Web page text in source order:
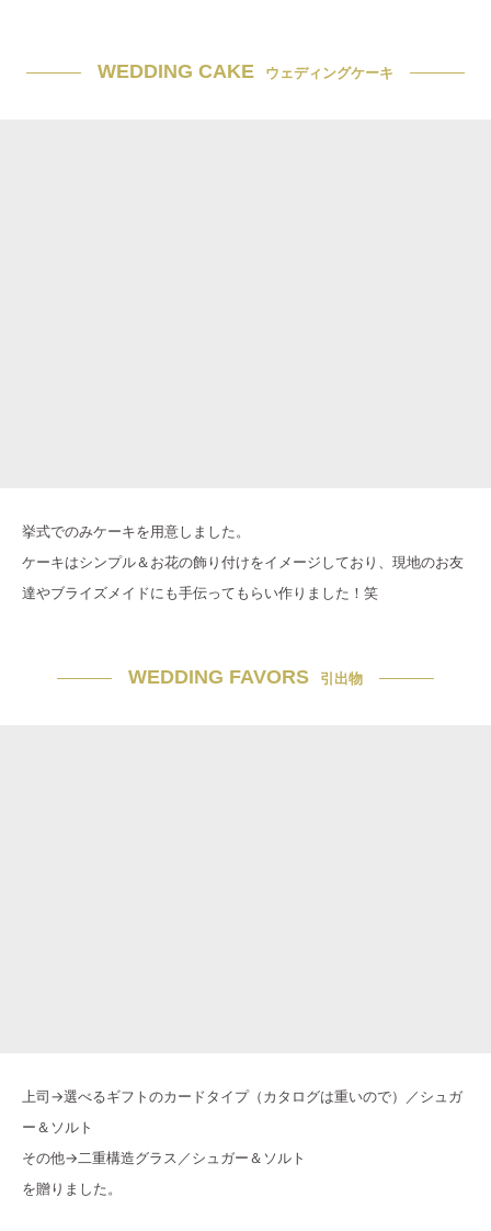
WEDDING CAKE ウェディングケーキ
挙式でのみケーキを用意しました。
ケーキはシンプル＆お花の飾り付けをイメージしており、現地のお友
達やブライズメイドにも手伝ってもらい作りました！笑
WEDDING FAVORS 引出物
上司→選べるギフトのカードタイプ（カタログは重いので）／シュガ
ー＆ソルト
その他→二重構造グラス／シュガー＆ソルト
を贈りました。